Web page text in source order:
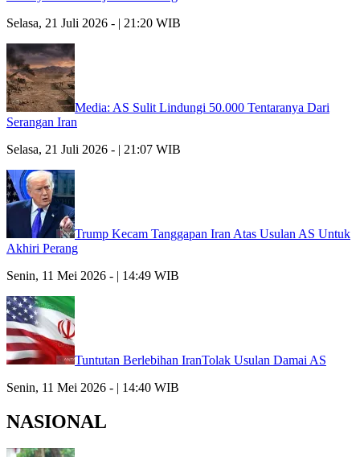
Selasa, 21 Juli 2026 - | 21:20 WIB
Media: AS Sulit Lindungi 50.000 Tentaranya Dari
Serangan Iran
Selasa, 21 Juli 2026 - | 21:07 WIB
Trump Kecam Tanggapan Iran Atas Usulan AS Untuk
Akhiri Perang
Senin, 11 Mei 2026 - | 14:49 WIB
Tuntutan Berlebihan IranTolak Usulan Damai AS
Senin, 11 Mei 2026 - | 14:40 WIB
NASIONAL